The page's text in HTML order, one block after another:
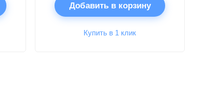
Добавить в корзину
Купить в 1 клик